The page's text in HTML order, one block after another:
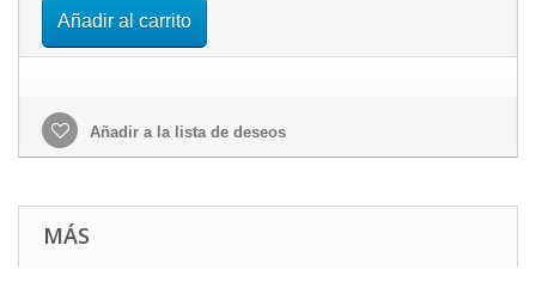
Añadir al carrito
Añadir a la lista de deseos
MÁS